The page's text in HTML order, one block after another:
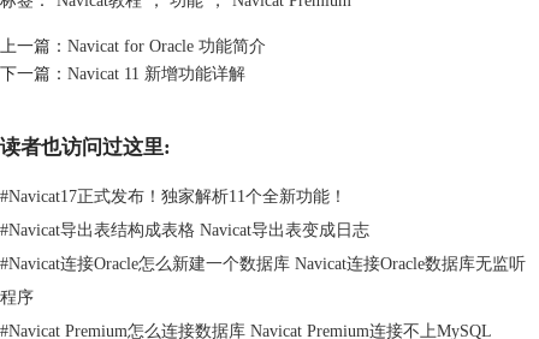
使用专业的对象设计器创建、修改和设计所有数据库对象，例如：表、视
编辑对象。
表查看器
上一篇： Navicat for Oracle 功能简介
下一篇： Navicat 11 新增功能详解
读者也访问过这里:
#Navicat17正式发布！独家解析11个全新功能！
#Navicat导出表结构成表格 Navicat导出表变成日志
#Navicat连接Oracle怎么新建一个数据库 Navicat连接Oracle数据库无监听
程序
#Navicat Premium怎么连接数据库 Navicat Premium连接不上MySQL